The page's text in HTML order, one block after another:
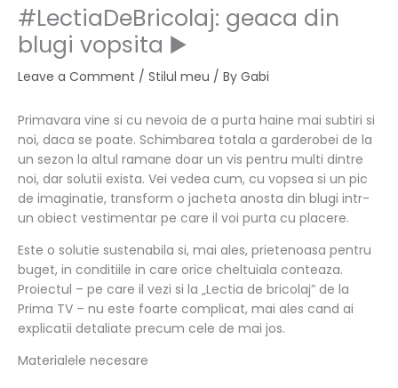
#LectiaDeBricolaj: geaca din
blugi vopsita ▶️
Leave a Comment / Stilul meu / By Gabi
Primavara vine si cu nevoia de a purta haine mai subtiri si
noi, daca se poate. Schimbarea totala a garderobei de la
un sezon la altul ramane doar un vis pentru multi dintre
noi, dar solutii exista. Vei vedea cum, cu vopsea si un pic
de imaginatie, transform o jacheta anosta din blugi intr-
un obiect vestimentar pe care il voi purta cu placere.
Este o solutie sustenabila si, mai ales, prietenoasa pentru
buget, in conditiile in care orice cheltuiala conteaza.
Proiectul – pe care il vezi si la „Lectia de bricolaj” de la
Prima TV – nu este foarte complicat, mai ales cand ai
explicatii detaliate precum cele de mai jos.
Materialele necesare